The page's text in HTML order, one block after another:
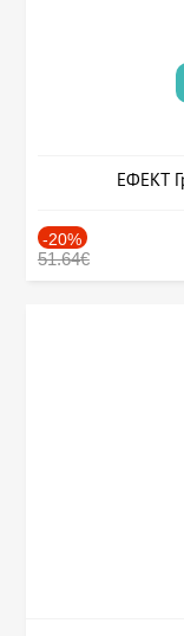
ЕФЕКТ
-20%
51.64€